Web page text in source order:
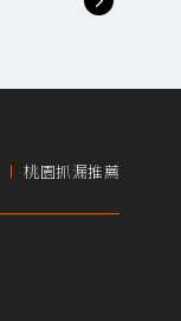
桃園抓漏推薦